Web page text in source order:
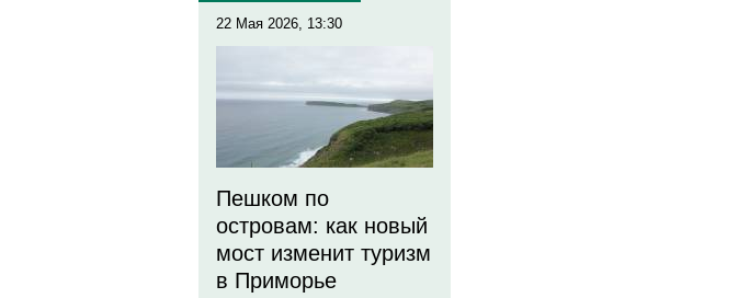
22 Мая 2026, 13:30
Пешком по
островам: как новый
мост изменит туризм
в Приморье